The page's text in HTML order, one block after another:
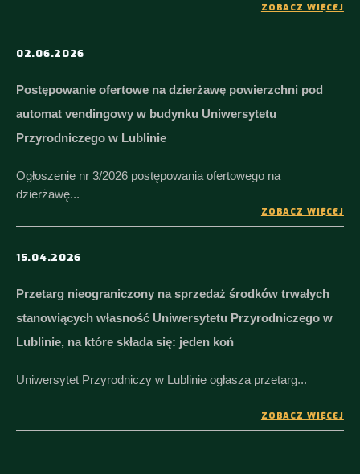
ZOBACZ WIĘCEJ
02.06.2026
Postępowanie ofertowe na dzierżawę powierzchni pod
automat vendingowy w budynku Uniwersytetu
Przyrodniczego w Lublinie
Ogłoszenie nr 3/2026 postępowania ofertowego na
dzierżawę...
ZOBACZ WIĘCEJ
15.04.2026
Przetarg nieograniczony na sprzedaż środków trwałych
stanowiących własność Uniwersytetu Przyrodniczego w
Lublinie, na które składa się: jeden koń
Uniwersytet Przyrodniczy w Lublinie ogłasza przetarg...
ZOBACZ WIĘCEJ